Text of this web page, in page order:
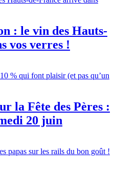
: le vin des Hauts-
vos verres !
la Fête des Pères :
20 juin